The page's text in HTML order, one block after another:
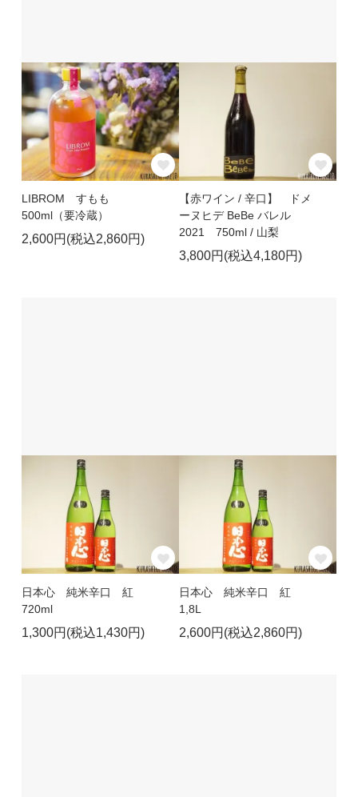
LIBROM すもも
500ml（要冷蔵）
2,600円(税込2,860円)
【赤ワイン / 辛口】 ドメ
ーヌヒデ BeBe バレル
2021 750ml / 山梨
3,800円(税込4,180円)
日本心 純米辛口 紅
720ml
1,300円(税込1,430円)
日本心 純米辛口 紅
1,8L
2,600円(税込2,860円)